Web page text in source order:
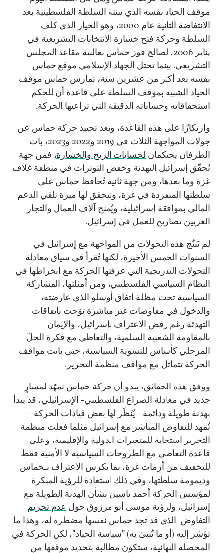
موقف الحياد نفسه الذي تبنته السلطة الفلسطينية بعد
الانتفاضة الثانية عام 2000، وهو الخيار الذي كلف
السلطة وحركة فتح خسارة الانتخابات التشريعية في
يناير 2006، لصالح فوز حماس بغالبية مقاعد المجلس
التشريعي. بينما تحتل الجهاد الإسلامي موقع حماس
نفسه بعد أكثر من عشرين سنة، تمارس حماس موقف
الحياد الشبيه بموقف السلطة على قاعدة أن للحكم
استحقاقاته وحساباته الدقيقة التي تراعيها الحركة.
وارتكازًا على هذه القاعدة، وبعد تحييد حركة حماس عن
جولات المواجهة الثلاث في 2019 و2022 و2023، بات
الطرفان يحتكمان لحسابات الربح والخسارة، فمن جهة
تُحقّق إسرائيل التهدئة وخفض التوترات في منطقة غلاف
غزة وما بعدها، ومن جهة ثانية تُحافظ حماس على
سلطتها المنفردة في غزة، وتتحقق لها ميزة تلقي الدعم
المالي بموافقة إسرائيلية، ويُمنح آلاف العمال والتجار
الغزيين تصاريح للعمل في إسرائيل.
لم تَنتُج هذه التحولات من المواجهة مع إسرائيل في
السنوات الخمس الأخيرة، لكنها تُقرأ في سياق معادلة
التحولات التدريجية التي عرفتها الحركة مع انخراطها في
النظام السياسي الفلسطيني، ومن أمثلتها، المشاركة
السياسية تحت مظلة اتفاق أوسلو الذي عارضته،
والدخول في مفاوضات غير مباشرة توّجت باتفاقات
التهدئة رغم رفض الاعتراف بإسرائيل، والإيمان
بالمقاومة الشعبية السلمية، والتعاطي مع فكرة الحلّ
المرحلي كأساس للتسوية السياسية، حتى باتت مواقف
الحركة تتماثل مع مواقف منظمة التحرير.
ووفق هذه الحقائق، يبدو أن حركة حماس تمهّد لمسارٍ
جديد في معادلة الصراع الفلسطيني- الإسرائيلي، قد يبدأ
بهدنة طويلة ودائمة - يُنَظّر لها بعض قيادات الحركة -
تُمهد للتفاوض المباشر مع إسرائيل مثلما فعلت منظمة
التحرير استجابة للمتغيرات الدولية والإقليمية، وعلى
قاعدة التعاطي مع الطروحات السياسية لا الأمنية فقط
للتخفيف من أزمات غزة، بما يكرس الاعتراف بـحماس
وديمومة سلطتها، وفي ذلك استعادة للرؤية المبكرة
لمؤسس الحركة أحمد ياسين بشأن الهدنة الطويلة مع
إسرائيل، ولرؤية موسى أبو مرزوق حول عدم تحريم
التفاوض الذي قد تجد حماس نفسها مضطرة له، وهذا ما
تؤشر إليه (أو ما تُنبئ به) "سياسة الحياد"، لكن الحركة في
المحصلة النهائية، ستكون مطالبة بتحديد موقفها من